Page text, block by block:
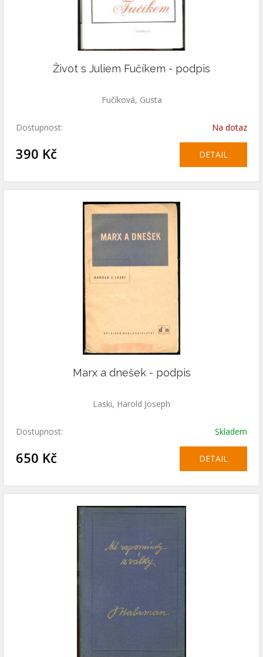
Život s Juliem Fučíkem - podpis
Fučíková, Gusta
Dostupnost: Na dotaz
390 Kč DETAIL
Marx a dnešek - podpis
Laski, Harold Joseph
Dostupnost: Skladem
650 Kč DETAIL